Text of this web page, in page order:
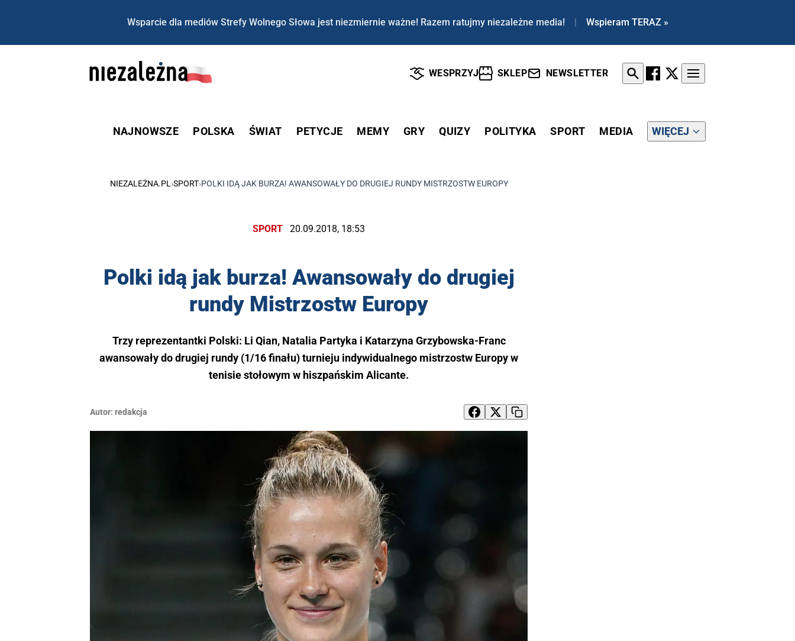
Wsparcie dla mediów Strefy Wolnego Słowa jest niezmiernie ważne! Razem ratujmy niezależne media! | Wspieram TERAZ »
WESPRZYJ SKLEP NEWSLETTER
NAJNOWSZE POLSKA ŚWIAT PETYCJE MEMY GRY QUIZY POLITYKA SPORT MEDIA WIĘCEJ
NIEZALEŻNA.PL ›SPORT›POLKI IDĄ JAK BURZA! AWANSOWAŁY DO DRUGIEJ RUNDY MISTRZOSTW EUROPY
SPORT 20.09.2018, 18:53
Polki idą jak burza! Awansowały do drugiej
rundy Mistrzostw Europy
Trzy reprezentantki Polski: Li Qian, Natalia Partyka i Katarzyna Grzybowska-Franc
awansowały do drugiej rundy (1/16 finału) turnieju indywidualnego mistrzostw Europy w
tenisie stołowym w hiszpańskim Alicante.
Autor: redakcja